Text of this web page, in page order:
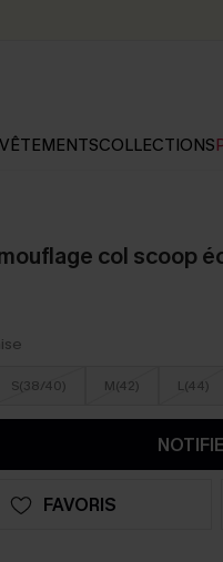
VÊTEMENTSCOLLECTIONS
col scoop
S(38/40) M(42) L(44)
FAVORIS